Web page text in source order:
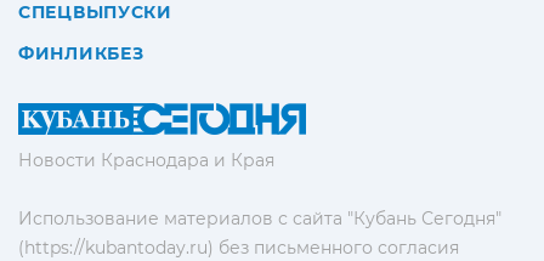
Новости Краснодара и Края
Использование материалов с сайта "Кубань Сегодня"
(https://kubantoday.ru) без письменного согласия
СПЕЦВЫПУСКИ
ФИНЛИКБЕЗ